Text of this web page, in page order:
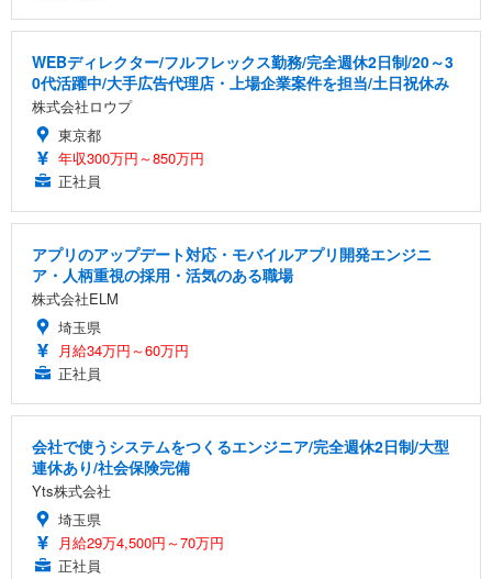
WEBディレクター/フルフレックス勤務/完全週休2日制/20～3
0代活躍中/大手広告代理店・上場企業案件を担当/土日祝休み
株式会社ロウプ
東京都
年収300万円～850万円
正社員
アプリのアップデート対応・モバイルアプリ開発エンジニ
ア・人柄重視の採用・活気のある職場
株式会社ELM
埼玉県
月給34万円～60万円
正社員
会社で使うシステムをつくるエンジニア/完全週休2日制/大型
連休あり/社会保険完備
Yts株式会社
埼玉県
月給29万4,500円～70万円
正社員